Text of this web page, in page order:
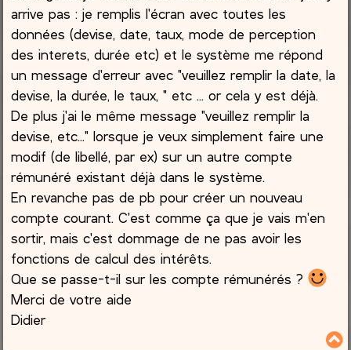
a
e
arrive pas : je remplis l'écran avec toutes les
données (devise, date, taux, mode de perception
des interets, durée etc) et le système me répond
un message d'erreur avec "veuillez remplir la date, la
devise, la durée, le taux, " etc ... or cela y est déjà.
De plus j'ai le même message "veuillez remplir la
devise, etc..." lorsque je veux simplement faire une
modif (de libellé, par ex) sur un autre compte
rémunéré existant déjà dans le système.
En revanche pas de pb pour créer un nouveau
compte courant. C'est comme ça que je vais m'en
sortir, mais c'est dommage de ne pas avoir les
fonctions de calcul des intérêts.
Que se passe-t-il sur les compte rémunérés ?
Merci de votre aide
Didier